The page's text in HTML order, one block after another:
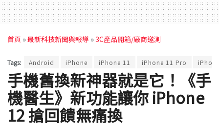
首頁 »最新科技新聞與報導 »3C產品開箱/廠商邀測
Tags: Android iPhone iPhone 11 iPhone 11 Pro
手機舊換新神器就是它！《手
機醫生》新功能讓你 iPhone
12 搶回饋無痛換